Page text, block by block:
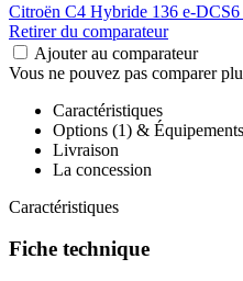
Citroën C4 Hybride 136 e-DCS6
Retirer du comparateur
Ajouter au comparateur
Vous ne pouvez pas comparer
Caractéristiques
Options (1) & Équipements
Livraison
La concession
Caractéristiques
Fiche technique